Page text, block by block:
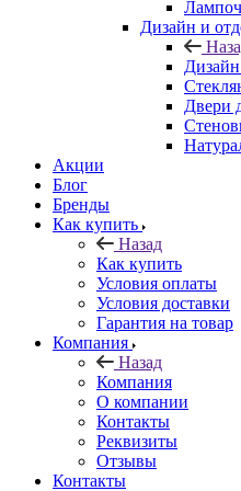
Дизайн и
Двери
Акции
Блог
Бренды
Как купить
Назад
Как купить
Условия оплаты
Условия доставки
Гарантия на товар
Компания
Назад
Компания
О компании
Контакты
Реквизиты
Отзывы
Контакты